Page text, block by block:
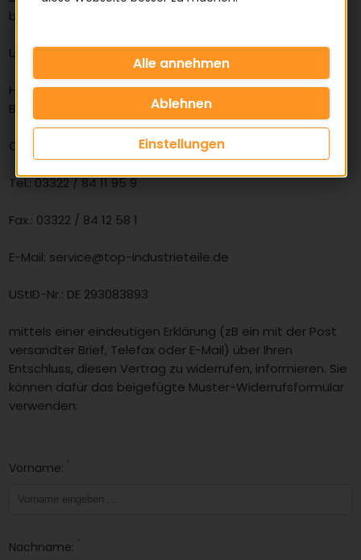
bzw. hat.
Um Ihr Widerrufsrecht auszuüben, müssen Sie uns
Herrn Patrick Scholtz, handeln unter der geschäftlichen
Bezeichnung „Top Industrieteile“
Chemnitzer Straße 11, 14612 Falkensee,
Tel.: 03322 / 84 11 95 9
Fax.: 03322 / 84 12 58 1
E-Mail: service@top-industrieteile.de
UStID-Nr.: DE 293083893
mittels einer eindeutigen Erklärung (zB ein mit der Post
versandter Brief, Telefax oder E-Mail) über Ihren
Entschluss, diesen Vertrag zu widerrufen, informieren. Sie
können dafür das beigefügte Muster-Widerrufsformular
verwenden:
Vorname: *
Nachname: *
Einstellungen